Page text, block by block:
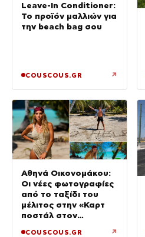
Leave-In Conditioner:
Το προϊόν μαλλιών για
την beach bag σου
COUSCOUS.GR ↗
Αθηνά Οικονομάκου:
Οι νέες φωτογραφίες
από το ταξίδι του
μέλιτος στην «Καρτ
ποστάλ στον
COUSCOUS.GR ↗